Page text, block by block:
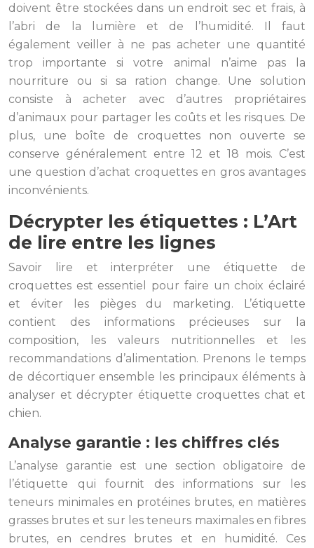
doivent être stockées dans un endroit sec et frais, à
l’abri de la lumière et de l’humidité. Il faut
également veiller à ne pas acheter une quantité
trop importante si votre animal n’aime pas la
nourriture ou si sa ration change. Une solution
consiste à acheter avec d’autres propriétaires
d’animaux pour partager les coûts et les risques. De
plus, une boîte de croquettes non ouverte se
conserve généralement entre 12 et 18 mois. C’est
une question d’achat croquettes en gros avantages
inconvénients.
Décrypter les étiquettes : L’Art
de lire entre les lignes
Savoir lire et interpréter une étiquette de
croquettes est essentiel pour faire un choix éclairé
et éviter les pièges du marketing. L’étiquette
contient des informations précieuses sur la
composition, les valeurs nutritionnelles et les
recommandations d’alimentation. Prenons le temps
de décortiquer ensemble les principaux éléments à
analyser et décrypter étiquette croquettes chat et
chien.
Analyse garantie : les chiffres clés
L’analyse garantie est une section obligatoire de
l’étiquette qui fournit des informations sur les
teneurs minimales en protéines brutes, en matières
grasses brutes et sur les teneurs maximales en fibres
brutes, en cendres brutes et en humidité. Ces